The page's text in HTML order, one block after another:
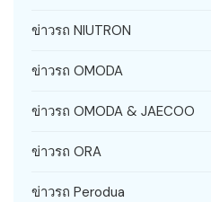
ข่าวรถ NIUTRON
ข่าวรถ OMODA
ข่าวรถ OMODA & JAECOO
ข่าวรถ ORA
ข่าวรถ Perodua